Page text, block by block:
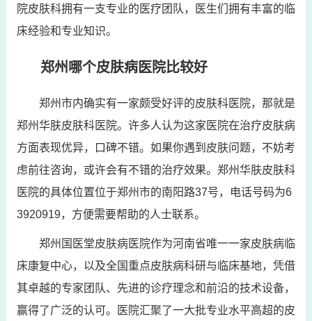
院皮肤科拥有一支专业的医疗团队，医生们拥有丰富的临
床经验和专业知识。
郑州哪个皮肤病医院比较好
郑州市内确实有一家颇受好评的皮肤科医院，那就是
郑州华肤皮肤科医院。许多人认为这家医院在治疗皮肤病
方面表现优异，口碑不错。如果你遇到皮肤问题，不妨考
虑前往咨询，或许会有不错的治疗效果。郑州华肤皮肤科
医院的具体位置位于郑州市的南阳路37号，电话号码为6
3920919，方便需要帮助的人士联系。
郑州国医堂皮肤病医院作为河南省唯一一家皮肤病临
床康复中心，以及全国重点皮肤病科研与临床基地，凭借
其卓越的专家团队、先进的诊疗理念和前沿的技术设备，
赢得了广泛的认可。医院汇聚了一大批专业水平高超的皮